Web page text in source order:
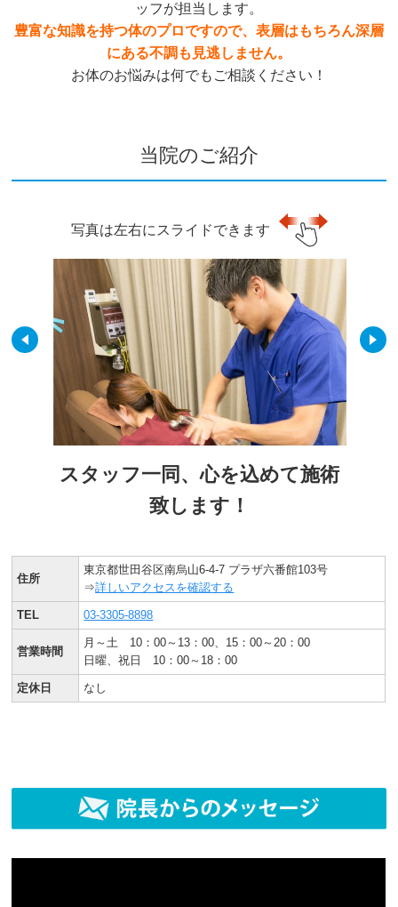
ッフが担当します。
豊富な知識を持つ体のプロですので、表層はもちろん深層
にある不調も見逃しません。
お体のお悩みは何でもご相談ください！
当院のご紹介
写真は左右にスライドできます
スタッフ一同、心を込めて施術
致します！
住所
東京都世田谷区南烏山6-4-7 プラザ六番館103号
⇒詳しいアクセスを確認する
TEL 03-3305-8898
営業時間
月～土 10：00～13：00、15：00～20：00
日曜、祝日 10：00～18：00
定休日 なし